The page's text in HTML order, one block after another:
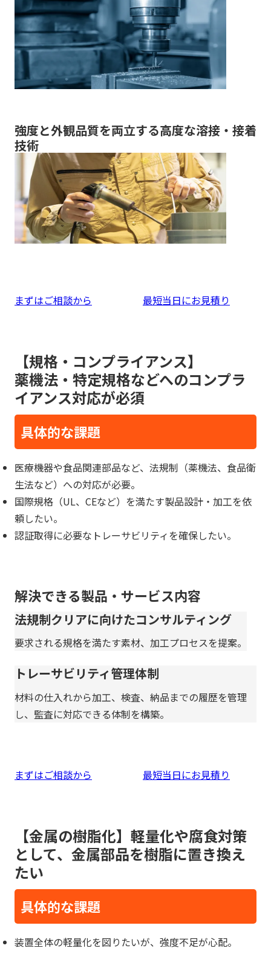
強度と外観品質を両立する高度な溶接・接着
技術
まずはご相談から 最短当日にお見積り
【規格・コンプライアンス】
薬機法・特定規格などへのコンプラ
イアンス対応が必須
具体的な課題
医療機器や食品関連部品など、法規制（薬機法、食品衛
生法など）への対応が必要。
国際規格（UL、CEなど）を満たす製品設計・加工を依
頼したい。
認証取得に必要なトレーサビリティを確保したい。
解決できる製品・サービス内容
法規制クリアに向けたコンサルティング
要求される規格を満たす素材、加工プロセスを提案。
トレーサビリティ管理体制
材料の仕入れから加工、検査、納品までの履歴を管理
し、監査に対応できる体制を構築。
まずはご相談から 最短当日にお見積り
【金属の樹脂化】軽量化や腐食対策
として、金属部品を樹脂に置き換え
たい
具体的な課題
装置全体の軽量化を図りたいが、強度不足が心配。